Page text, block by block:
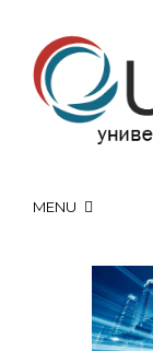
MENU